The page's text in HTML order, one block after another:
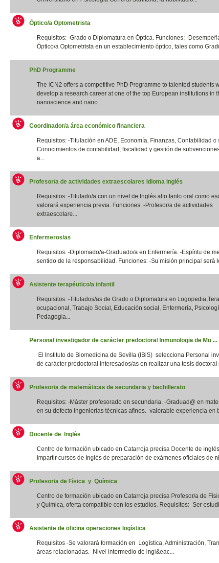
Óptico/a Optometrista
Requisitos: -Grado o Diplomatura en Óptica. Funciones: -
Óptico/a Optometrista en un establecimiento óptico, tales como
PhD Programme
The ICN2 offers a competitive PhD Programme to talented students
develop a research career at one of the top European institutions in
nanoscience and nano...
Coordinador/a área económico financiera
Requisitos: -Titulación en ADE, Economía, Finanzas, Contabilidad o
Conocimientos de contabilidad, fiscalidad y gestión de
a...
Profesor/a de actividades extraescolares idioma inglés
Requisitos: -Titulado/a con un nivel de Inglés alto tanto oral como
valorará experiencia previa. Funciones: -Profesor/a de actividades
extraescolare...
Enfermeros/as
Requisitos: -Diplomado/a-Graduado/a en Enfermería. -Espíritu de
sentido de la responsabilidad. Funciones: -Su misión principal será
Asistente terapéutico/a infantil
Requisitos: -Titulados/as de Grado o Diplomatura en
ocupacional, Trabajo Social, Educación social, Enfermería,
Pedagogía...
Personal investigador de carácter predoctoral Inmunologia de Mu ...
El Instituto de Biomedicina de Sevilla (IBiS) selecciona Personal
de carácter predoctoral interesados/as en realizar una tesis doctoral
Profesor/a de matemáticas de secundaria y bachillerato
Requisitos: -Máster profesorado en secundaria. -Graduad@ en
en su defecto ingenierías técnicas afines. -valorable experiencia en
Docente de Inglés
Centro de formación ubicado en Catarroja precisa Docente de
impartir cursos de Inglés de preparación de exámenes oficiales de
Profesor/a de Física y Química
Centro de formación ubicado en Catarroja precisa Profesor/a de
y Química, oferta compatible con los estudios. Requisitos: -Ser
Asistente de oficina operaciones logística
Requisitos -Se valorará formación en Logística, Administración,
áreas relacionadas. -Nivel intermedio de ingl&eac...